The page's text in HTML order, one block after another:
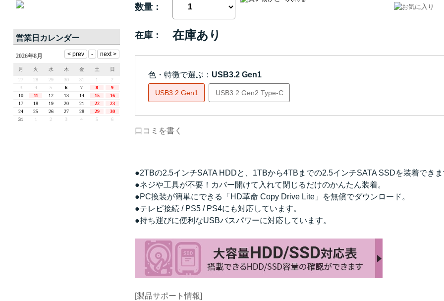
数量：
在庫： 在庫あり
色・特徴で選ぶ： USB3.2 Gen1
USB3.2 Gen1 USB3.2 Gen2 Type-C
口コミを書く
●2TBの2.5インチSATA HDDと、1TBから4TBまでの2.5インチSATA SSDを装着でき
●ネジや工具が不要！カバー開けて入れて閉じるだけのかんたん装着。
●PC換装が簡単にできる「HD革命 Copy Drive Lite」を無償でダウンロード。
●テレビ接続 / PS5 / PS4にも対応しています。
●持ち運びに便利なUSBバスパワーに対応しています。
[製品サポート情報]
営業日カレンダー